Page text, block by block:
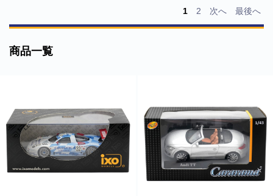
1 2 次へ 最後へ
商品一覧
北海道・沖縄のお客様には一部送料のご負担をお願いいたします。割引サービスは一
部除外品があります。